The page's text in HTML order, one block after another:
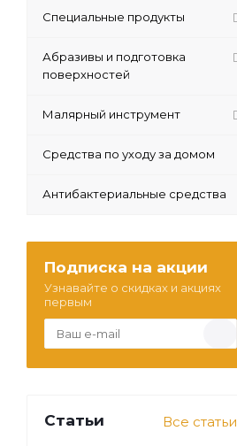
Специальные продукты
Абразивы и подготовка
поверхностей
Малярный инструмент
Средства по уходу за домом
Антибактериальные средства
Подписка на акции
Узнавайте о скидках и акциях
первым
Статьи Все статьи